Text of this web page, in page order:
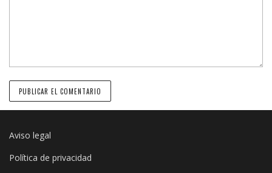
Aviso legal
Política de privacidad